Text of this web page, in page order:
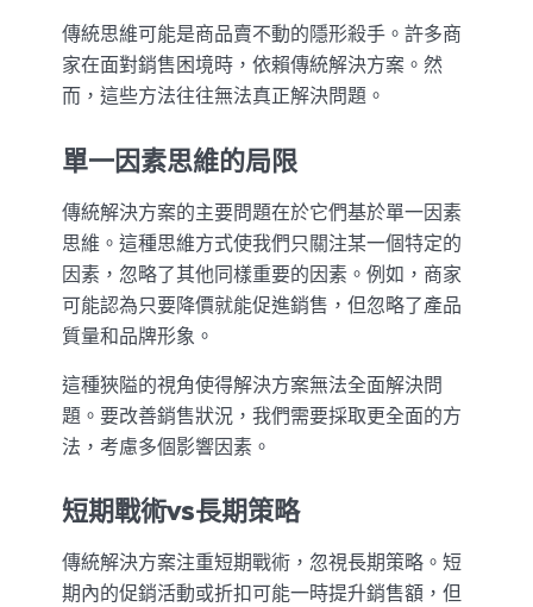
傳統思維可能是商品賣不動的隱形殺手。許多商
家在面對銷售困境時，依賴傳統解決方案。然
而，這些方法往往無法真正解決問題。
單一因素思維的局限
傳統解決方案的主要問題在於它們基於單一因素
思維。這種思維方式使我們只關注某一個特定的
因素，忽略了其他同樣重要的因素。例如，商家
可能認為只要降價就能促進銷售，但忽略了產品
質量和品牌形象。
這種狹隘的視角使得解決方案無法全面解決問
題。要改善銷售狀況，我們需要採取更全面的方
法，考慮多個影響因素。
短期戰術vs長期策略
傳統解決方案注重短期戰術，忽視長期策略。短
期內的促銷活動或折扣可能一時提升銷售額，但